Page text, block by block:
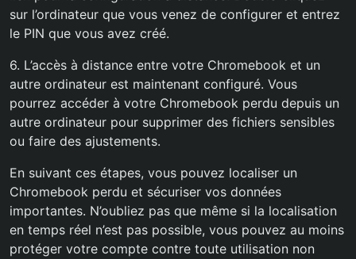
sur l’ordinateur que vous venez de configurer et entrez
le PIN que vous avez créé.
6. L’accès à distance entre votre Chromebook et un
autre ordinateur est maintenant configuré. Vous
pourrez accéder à votre Chromebook perdu depuis un
autre ordinateur pour supprimer des fichiers sensibles
ou faire des ajustements.
En suivant ces étapes, vous pouvez localiser un
Chromebook perdu et sécuriser vos données
importantes. N’oubliez pas que même si la localisation
en temps réel n’est pas possible, vous pouvez au moins
protéger votre compte contre toute utilisation non